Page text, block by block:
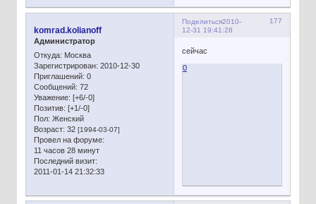
Поделиться 177
2010-
12-31 19:41:28
komrad.kolianoff
Администратор
Откуда: Москва
Зарегистрирован: 2010-12-30
Приглашений: 0
Сообщений: 72
Уважение: [+6/-0]
Позитив: [+1/-0]
Пол: Женский
Возраст: 32 [1994-03-07]
Провел на форуме:
11 часов 28 минут
Последний визит:
2011-01-14 21:32:33
сейчас
0